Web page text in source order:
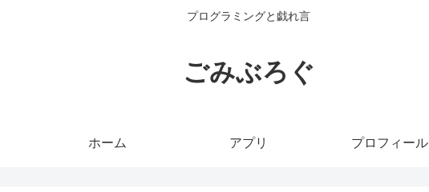
プログラミングと戯れ言
ごみぶろぐ
ホーム アプリ プロフィール